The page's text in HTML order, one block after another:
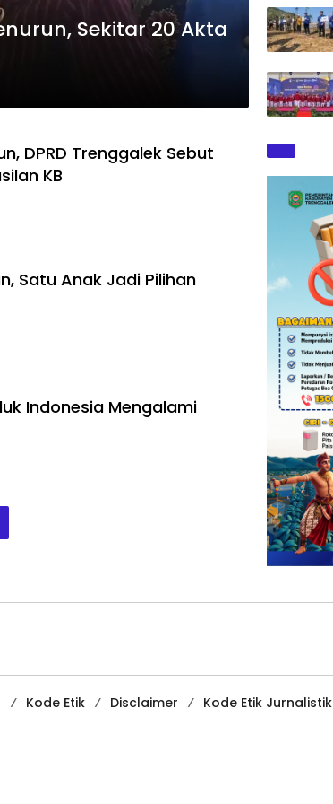
Sekitar 20 Akta
DPRD Trenggalek Sebut
KB
Satu Anak Jadi Pilihan
Indonesia Mengalami
Kode Etik Disclaimer
Kode Etik Jurnalistik